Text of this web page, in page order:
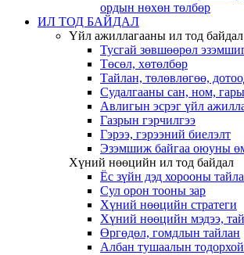
ордын нөхөн төлбөр
ИЛ ТОД БАЙДАЛ
Үйл ажиллагааны ил тод байдал
Тусгай зөвшөөрөл
Төсөл, хөтөлбөр
Тайлан, төлөвлөгөө,
Судалгааны сан, ном,
Авлигын эсрэг үйл
Газрын гэрчилгээ
Гэрээ, гэрээний биелэлт
Эзэмшиж байгаа оюуны
Хүний нөөцийн ил тод байдал
Ёс зүйн дэд хорооны
Сул орон тооны зар
Хүний нөөцийн стратеги
Хүний нөөцийн мэдээ,
Өргөдөл, гомдлын тайлан
Албан тушаалын